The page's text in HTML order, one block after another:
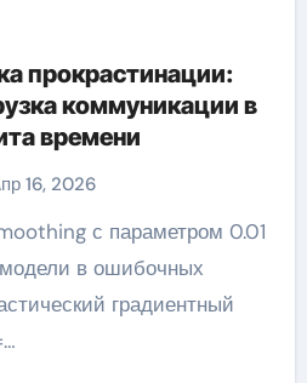
прокрастинации:
коммуникации в
времени
16, 2026
в ошибочных
градиентный